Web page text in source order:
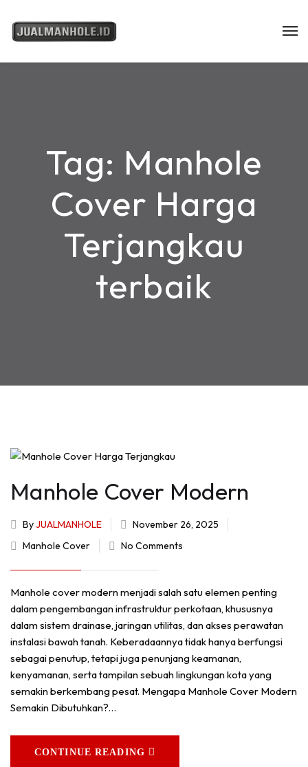
Tag: Manhole
Cover Harga
Terjangkau
terbaik
Manhole Cover Modern
ByJUALMANHOLE
November 26, 2025
Manhole Cover
No Comments
Manhole cover modern menjadi salah satu elemen penting
dalam pengembangan infrastruktur perkotaan, khususnya
dalam sistem drainase, jaringan utilitas, dan akses perawatan
instalasi bawah tanah. Keberadaannya tidak hanya berfungsi
sebagai penutup, tetapi juga penunjang keamanan,
kenyamanan, serta tampilan sebuah lingkungan kota yang
semakin berkembang pesat. Mengapa Manhole Cover Modern
Semakin Dibutuhkan?…
CONTINUE READING